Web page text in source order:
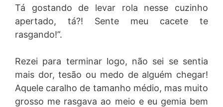
Tá gostando de levar rola nesse cuzinho
apertado, tá?! Sente meu cacete te
rasgando!”.
Rezei para terminar logo, não sei se sentia
mais dor, tesão ou medo de alguém chegar!
Aquele caralho de tamanho médio, mas muito
grosso me rasgava ao meio e eu gemia bem